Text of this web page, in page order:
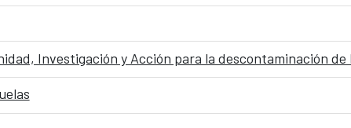
Investigación y Acción para la descontaminación de